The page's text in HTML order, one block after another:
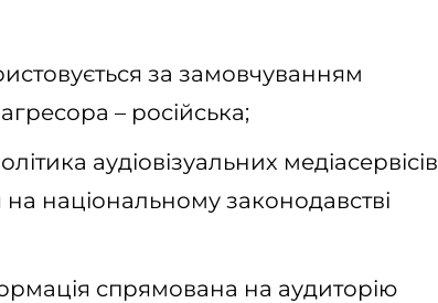
за замовчуванням
– російська;
аудіовізуальних медіасервісів
національному законодавстві
спрямована на аудиторію